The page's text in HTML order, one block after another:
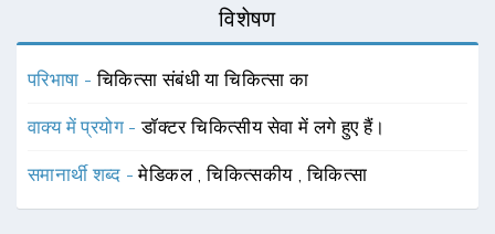
विशेषण
परिभाषा -चिकित्सा संबंधी या चिकित्सा का
वाक्य में प्रयोग -डॉक्टर चिकित्सीय सेवा में लगे हुए हैं।
समानार्थी शब्द -मेडिकल ,चिकित्सकीय ,चिकित्सा